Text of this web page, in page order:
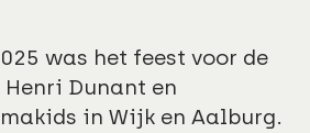
was het feest voor de
Henri Dunant en
in Wijk en Aalburg.